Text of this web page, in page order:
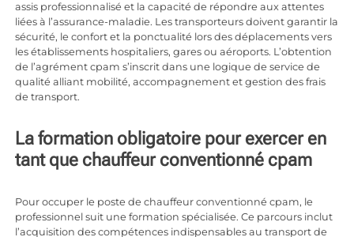
assis professionnalisé et la capacité de répondre aux attentes
liées à l’assurance-maladie. Les transporteurs doivent garantir la
sécurité, le confort et la ponctualité lors des déplacements vers
les établissements hospitaliers, gares ou aéroports. L’obtention
de l’agrément cpam s’inscrit dans une logique de service de
qualité alliant mobilité, accompagnement et gestion des frais
de transport.
La formation obligatoire pour exercer en
tant que chauffeur conventionné cpam
Pour occuper le poste de chauffeur conventionné cpam, le
professionnel suit une formation spécialisée. Ce parcours inclut
l’acquisition des compétences indispensables au transport de